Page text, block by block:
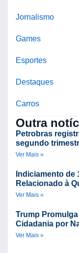
Jornalismo
Games
Esportes
Destaques
Carros
Outra
Petrobras
segundo
Ver Mais »
Indiciamento de
Relacionado à
Ver Mais »
Trump
Cidadania por
Ver Mais »